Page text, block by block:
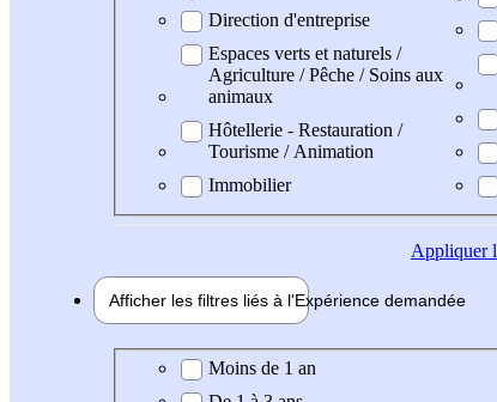
Direction d'entreprise
Espaces verts et naturels /
Agriculture / Pêche / Soins aux
animaux
Hôtellerie - Restauration /
Tourisme / Animation
Immobilier
Appliquer
Afficher les filtres liés à l'Expérience demandée
Expérience demandée
Moins de 1 an